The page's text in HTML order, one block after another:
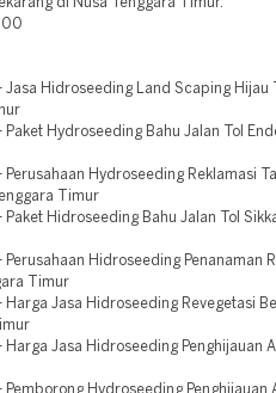
di Nusa Tenggara Timur.
Jasa Hidroseeding Land Scaping Hijau
Hydroseeding Bahu Jalan Tol
Hydroseeding Reklamasi
Timur
Hidroseeding Bahu Jalan Tol
Hidroseeding Penanaman
Timur
Jasa Hidroseeding Revegetasi
Jasa Hidroseeding Penghijauan
Pemborong Hydroseeding Penghijauan